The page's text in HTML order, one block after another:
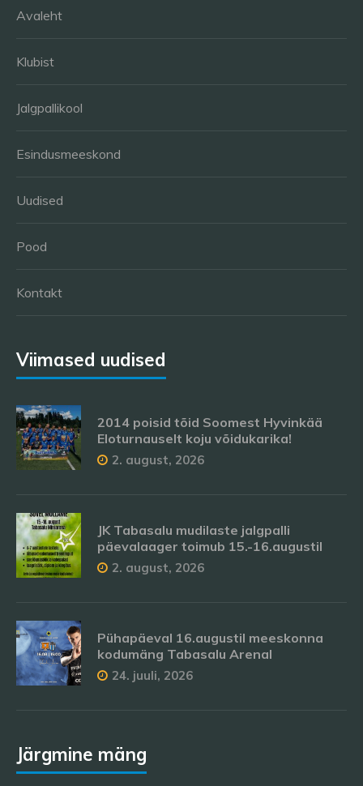
Avaleht
Klubist
Jalgpallikool
Esindusmeeskond
Uudised
Pood
Kontakt
Viimased uudised
2014 poisid tõid Soomest Hyvinkää
Eloturnauselt koju võidukarika!
2. august, 2026
JK Tabasalu mudilaste jalgpalli
päevalaager toimub 15.-16.augustil
2. august, 2026
Pühapäeval 16.augustil meeskonna
kodumäng Tabasalu Arenal
24. juuli, 2026
Järgmine mäng